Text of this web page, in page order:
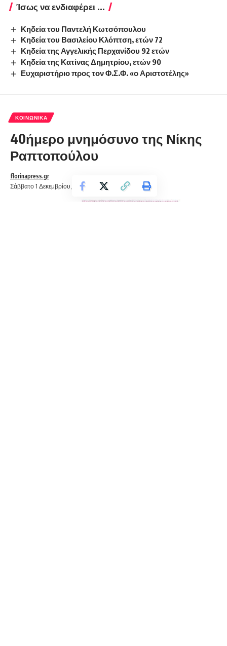
Ίσως να ενδιαφέρει ...
Κηδεία του Παντελή Κωτσόπουλου
Κηδεία του Βασιλείου Κλόπτση, ετών 72
Κηδεία της Αγγελικής Περχανίδου 92 ετών
Κηδεία της Κατίνας Δημητρίου, ετών 90
Ευχαριστήριο προς τον Φ.Σ.Φ. «ο Αριστοτέλης»
ΚΟΙΝΩΝΙΚΆ
40ήμερο μνημόσυνο της Νίκης
Ραπτοπούλου
Σάββατο 1 Δεκεμβρίου, 2018 12:33
florinapress.gr